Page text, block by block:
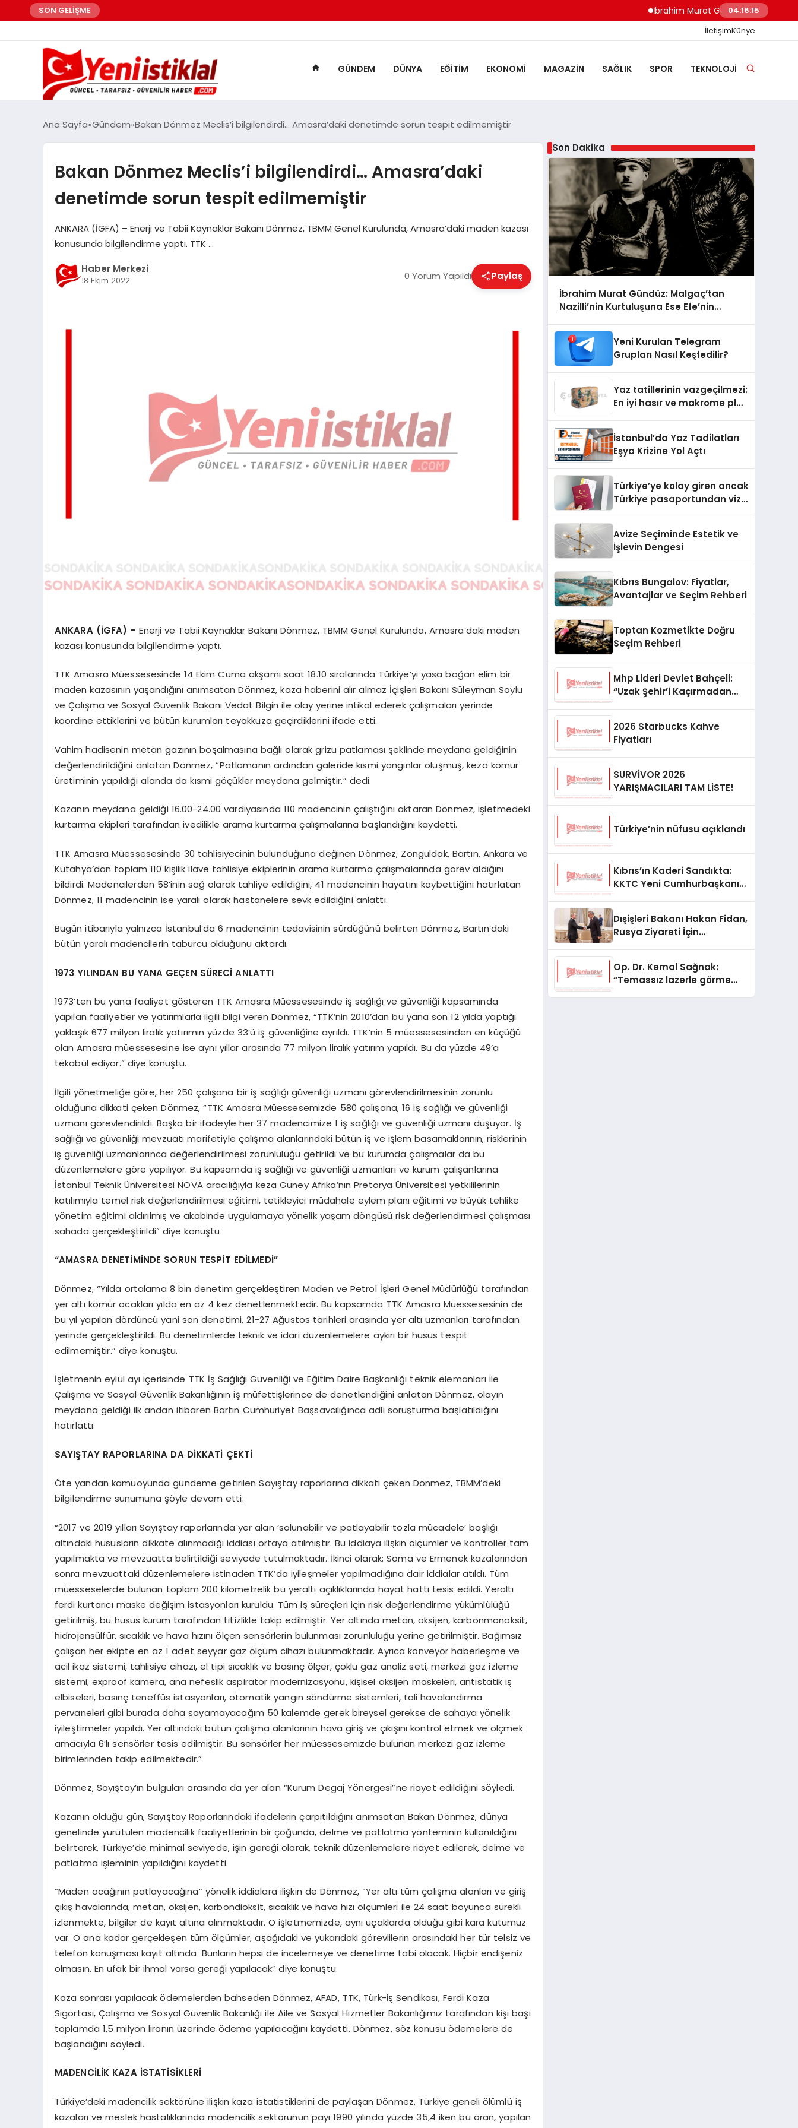
SON GELİŞME İbrahim Murat Gündüz: Malgaç’tan
04:16:16
İletişimKünye
GÜNDEM DÜNYA EĞITIM EKONOMI MAGAZIN SAĞLIK SPOR TEKNOLOJI
Ana Sayfa Gündem Bakan Dönmez Meclis’i bilgilendirdi… Amasra’daki denetimde sorun tespit edilmemiştir
Bakan Dönmez Meclis’i bilgilendirdi… Amasra’daki
denetimde sorun tespit edilmemiştir
ANKARA (İGFA) – Enerji ve Tabii Kaynaklar Bakanı Dönmez, TBMM Genel Kurulunda, Amasra’daki maden kazası
konusunda bilgilendirme yaptı. TTK …
Haber Merkezi
18 Ekim 2022 0 Yorum Yapıldı Paylaş
ANKARA (İGFA) –Enerji ve Tabii Kaynaklar Bakanı Dönmez, TBMM Genel Kurulunda, Amasra’daki maden
kazası konusunda bilgilendirme yaptı.
TTK Amasra Müessesesinde 14 Ekim Cuma akşamı saat 18.10 sıralarında Türkiye’yi yasa boğan elim bir
maden kazasının yaşandığını anımsatan Dönmez, kaza haberini alır almaz İçişleri Bakanı Süleyman Soylu
ve Çalışma ve Sosyal Güvenlik Bakanı Vedat Bilgin ile olay yerine intikal ederek çalışmaları yerinde
koordine ettiklerini ve bütün kurumları teyakkuza geçirdiklerini ifade etti.
Vahim hadisenin metan gazının boşalmasına bağlı olarak grizu patlaması şeklinde meydana geldiğinin
değerlendirildiğini anlatan Dönmez, “Patlamanın ardından galeride kısmi yangınlar oluşmuş, keza kömür
üretiminin yapıldığı alanda da kısmi göçükler meydana gelmiştir.” dedi.
Kazanın meydana geldiği 16.00-24.00 vardiyasında 110 madencinin çalıştığını aktaran Dönmez, işletmedeki
kurtarma ekipleri tarafından ivedilikle arama kurtarma çalışmalarına başlandığını kaydetti.
TTK Amasra Müessesesinde 30 tahlisiyecinin bulunduğuna değinen Dönmez, Zonguldak, Bartın, Ankara ve
Kütahya’dan toplam 110 kişilik ilave tahlisiye ekiplerinin arama kurtarma çalışmalarında görev aldığını
bildirdi. Madencilerden 58’inin sağ olarak tahliye edildiğini, 41 madencinin hayatını kaybettiğini hatırlatan
Dönmez, 11 madencinin ise yaralı olarak hastanelere sevk edildiğini anlattı.
Bugün itibarıyla yalnızca İstanbul’da 6 madencinin tedavisinin sürdüğünü belirten Dönmez, Bartın’daki
bütün yaralı madencilerin taburcu olduğunu aktardı.
1973 YILINDAN BU YANA GEÇEN SÜRECİ ANLATTI
1973’ten bu yana faaliyet gösteren TTK Amasra Müessesesinde iş sağlığı ve güvenliği kapsamında
yapılan faaliyetler ve yatırımlarla ilgili bilgi veren Dönmez, “TTK’nin 2010’dan bu yana son 12 yılda yaptığı
yaklaşık 677 milyon liralık yatırımın yüzde 33’ü iş güvenliğine ayrıldı. TTK’nin 5 müessesesinden en küçüğü
olan Amasra müessesesine ise aynı yıllar arasında 77 milyon liralık yatırım yapıldı. Bu da yüzde 49’a
tekabül ediyor.” diye konuştu.
İlgili yönetmeliğe göre, her 250 çalışana bir iş sağlığı güvenliği uzmanı görevlendirilmesinin zorunlu
olduğuna dikkati çeken Dönmez, “TTK Amasra Müessesemizde 580 çalışana, 16 iş sağlığı ve güvenliği
uzmanı görevlendirildi. Başka bir ifadeyle her 37 madencimize 1 iş sağlığı ve güvenliği uzmanı düşüyor. İş
sağlığı ve güvenliği mevzuatı marifetiyle çalışma alanlarındaki bütün iş ve işlem basamaklarının, risklerinin
iş güvenliği uzmanlarınca değerlendirilmesi zorunluluğu getirildi ve bu kurumda çalışmalar da bu
düzenlemelere göre yapılıyor. Bu kapsamda iş sağlığı ve güvenliği uzmanları ve kurum çalışanlarına
İstanbul Teknik Üniversitesi NOVA aracılığıyla keza Güney Afrika’nın Pretorya Üniversitesi yetkililerinin
katılımıyla temel risk değerlendirilmesi eğitimi, tetikleyici müdahale eylem planı eğitimi ve büyük tehlike
yönetim eğitimi aldırılmış ve akabinde uygulamaya yönelik yaşam döngüsü risk değerlendirmesi çalışması
sahada gerçekleştirildi” diye konuştu.
“AMASRA DENETİMİNDE SORUN TESPİT EDİLMEDİ”
Dönmez, “Yılda ortalama 8 bin denetim gerçekleştiren Maden ve Petrol İşleri Genel Müdürlüğü tarafından
yer altı kömür ocakları yılda en az 4 kez denetlenmektedir. Bu kapsamda TTK Amasra Müessesesinin de
bu yıl yapılan dördüncü yani son denetimi, 21-27 Ağustos tarihleri arasında yer altı uzmanları tarafından
yerinde gerçekleştirildi. Bu denetimlerde teknik ve idari düzenlemelere aykırı bir husus tespit
edilmemiştir.” diye konuştu.
İşletmenin eylül ayı içerisinde TTK İş Sağlığı Güvenliği ve Eğitim Daire Başkanlığı teknik elemanları ile
Çalışma ve Sosyal Güvenlik Bakanlığının iş müfettişlerince de denetlendiğini anlatan Dönmez, olayın
meydana geldiği ilk andan itibaren Bartın Cumhuriyet Başsavcılığınca adli soruşturma başlatıldığını
hatırlattı.
SAYIŞTAY RAPORLARINA DA DİKKATİ ÇEKTİ
Öte yandan kamuoyunda gündeme getirilen Sayıştay raporlarına dikkati çeken Dönmez, TBMM’deki
bilgilendirme sunumuna şöyle devam etti:
“2017 ve 2019 yılları Sayıştay raporlarında yer alan ‘solunabilir ve patlayabilir tozla mücadele’ başlığı
altındaki hususların dikkate alınmadığı iddiası ortaya atılmıştır. Bu iddiaya ilişkin ölçümler ve kontroller tam
yapılmakta ve mevzuatta belirtildiği seviyede tutulmaktadır. İkinci olarak; Soma ve Ermenek kazalarından
sonra mevzuattaki düzenlemelere istinaden TTK’da iyileşmeler yapılmadığına dair iddialar atıldı. Tüm
müesseselerde bulunan toplam 200 kilometrelik bu yeraltı açıklıklarında hayat hattı tesis edildi. Yeraltı
ferdi kurtarıcı maske değişim istasyonları kuruldu. Tüm iş süreçleri için risk değerlendirme yükümlülüğü
getirilmiş, bu husus kurum tarafından titizlikle takip edilmiştir. Yer altında metan, oksijen, karbonmonoksit,
hidrojensülfür, sıcaklık ve hava hızını ölçen sensörlerin bulunması zorunluluğu yerine getirilmiştir. Bağımsız
çalışan her ekipte en az 1 adet seyyar gaz ölçüm cihazı bulunmaktadır. Ayrıca konveyör haberleşme ve
acil ikaz sistemi, tahlisiye cihazı, el tipi sıcaklık ve basınç ölçer, çoklu gaz analiz seti, merkezi gaz izleme
sistemi, exproof kamera, ana nefeslik aspiratör modernizasyonu, kişisel oksijen maskeleri, antistatik iş
elbiseleri, basınç teneffüs istasyonları, otomatik yangın söndürme sistemleri, tali havalandırma
pervaneleri gibi burada daha sayamayacağım 50 kalemde gerek bireysel gerekse de sahaya yönelik
iyileştirmeler yapıldı. Yer altındaki bütün çalışma alanlarının hava giriş ve çıkışını kontrol etmek ve ölçmek
amacıyla 6’lı sensörler tesis edilmiştir. Bu sensörler her müessesemizde bulunan merkezi gaz izleme
birimlerinden takip edilmektedir.”
Dönmez, Sayıştay’ın bulguları arasında da yer alan “Kurum Degaj Yönergesi”ne riayet edildiğini söyledi.
Kazanın olduğu gün, Sayıştay Raporlarındaki ifadelerin çarpıtıldığını anımsatan Bakan Dönmez, dünya
genelinde yürütülen madencilik faaliyetlerinin bir çoğunda, delme ve patlatma yönteminin kullanıldığını
belirterek, Türkiye’de minimal seviyede, işin gereği olarak, teknik düzenlemelere riayet edilerek, delme ve
patlatma işleminin yapıldığını kaydetti.
“Maden ocağının patlayacağına” yönelik iddialara ilişkin de Dönmez, “Yer altı tüm çalışma alanları ve giriş
çıkış havalarında, metan, oksijen, karbondioksit, sıcaklık ve hava hızı ölçümleri ile 24 saat boyunca sürekli
izlenmekte, bilgiler de kayıt altına alınmaktadır. O işletmemizde, aynı uçaklarda olduğu gibi kara kutumuz
var. O ana kadar gerçekleşen tüm ölçümler, aşağıdaki ve yukarıdaki görevlilerin arasındaki her tür telsiz ve
telefon konuşması kayıt altında. Bunların hepsi de incelemeye ve denetime tabi olacak. Hiçbir endişeniz
olmasın. En ufak bir ihmal varsa gereği yapılacak” diye konuştu.
Kaza sonrası yapılacak ödemelerden bahseden Dönmez, AFAD, TTK, Türk-iş Sendikası, Ferdi Kaza
Sigortası, Çalışma ve Sosyal Güvenlik Bakanlığı ile Aile ve Sosyal Hizmetler Bakanlığımız tarafından kişi başı
toplamda 1,5 milyon liranın üzerinde ödeme yapılacağını kaydetti. Dönmez, söz konusu ödemelere de
başlandığını söyledi.
MADENCİLİK KAZA İSTATİSİKLERİ
Türkiye’deki madencilik sektörüne ilişkin kaza istatistiklerini de paylaşan Dönmez, Türkiye geneli ölümlü iş
kazaları ve meslek hastalıklarında madencilik sektörünün payı 1990 yılında yüzde 35,4 iken bu oran, yapılan
Son Dakika
İbrahim Murat Gündüz: Malgaç’tan
Nazilli’nin Kurtuluşuna Ese Efe’nin
Yeni Kurulan Telegram
Grupları Nasıl Keşfedilir?
Yaz tatillerinin vazgeçilmezi:
En iyi hasır ve makrome plaj
İstanbul’da Yaz Tadilatları
Eşya Krizine Yol Açtı
Türkiye’ye kolay giren ancak
Türkiye pasaportundan vize
Avize Seçiminde Estetik ve
İşlevin Dengesi
Kıbrıs Bungalov: Fiyatlar,
Avantajlar ve Seçim Rehberi
Toptan Kozmetikte Doğru
Seçim Rehberi
Mhp Lideri Devlet Bahçeli:
“Uzak Şehir’i Kaçırmadan
2026 Starbucks Kahve
Fiyatları
SURVİVOR 2026
YARIŞMACILARI TAM LİSTE!
Türkiye’nin nüfusu açıklandı
Kıbrıs’ın Kaderi Sandıkta:
KKTC Yeni Cumhurbaşkanını
Dışişleri Bakanı Hakan Fidan,
Rusya Ziyareti İçin
Op. Dr. Kemal Sağnak:
“Temassız lazerle görme